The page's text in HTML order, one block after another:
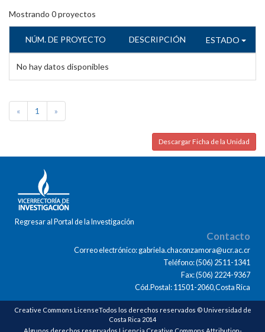
Mostrando 0proyectos
NÚM. DE PROYECTO DESCRIPCIÓN ESTADO
No hay datos disponibles
« 1 »
Descargar Ficha de la Unidad
Regresar al Portal de la Investigación
Contacto
Correo electrónico: gabriela.chaconzamora@ucr.ac.cr
Teléfono: (506) 2511-1341
Fax: (506) 2224-9367
Cód.Postal: 11501-2060,Costa Rica
Creative Commons LicenseTodos los derechos reservados © Universidad de
Costa Rica 2014